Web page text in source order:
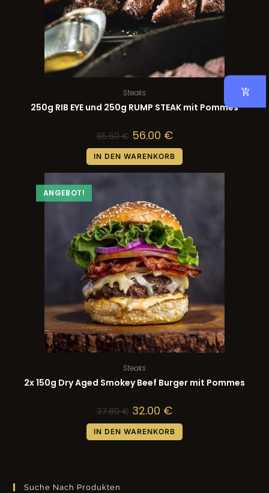
Steaks
250g RIB EYE und 250g RUMP STEAK mit Pommes
65.60€ 56.00 €
IN DEN WARENKORB
ANGEBOT!
Steaks
2x 150g Dry Aged Smokey Beef Burger mit Pommes
37.80€ 32.00 €
IN DEN WARENKORB
Suche Nach Produkten